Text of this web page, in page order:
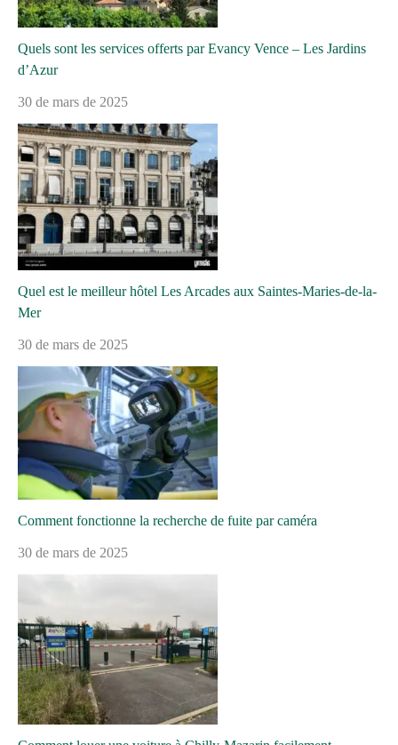
Quels sont les services offerts par Evancy Vence – Les Jardins
d’Azur
30 de mars de 2025
Quel est le meilleur hôtel Les Arcades aux Saintes-Maries-de-la-
Mer
30 de mars de 2025
Comment fonctionne la recherche de fuite par caméra
30 de mars de 2025